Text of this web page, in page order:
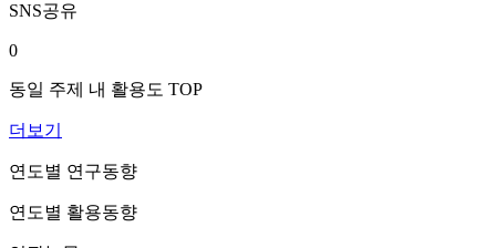
SNS공유
0
동일 주제 내 활용도 TOP
더보기
연도별 연구동향
연도별 활용동향